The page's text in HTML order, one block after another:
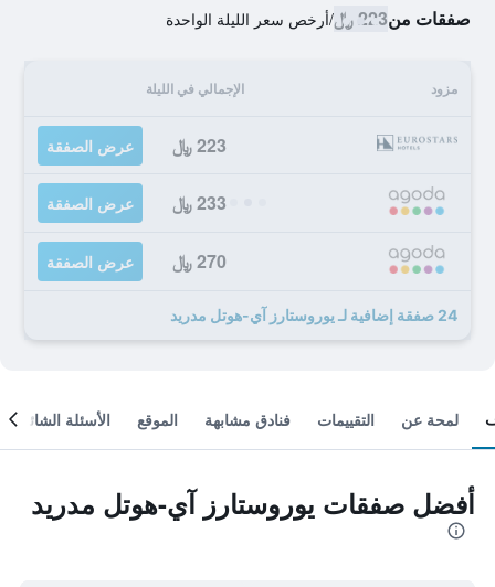
صفقات من223 ﷼ /أرخص سعر الليلة الواحدة
مزود الإجمالي في الليلة
223 ﷼ عرض الصفقة
233 ﷼ عرض الصفقة
270 ﷼ عرض الصفقة
24 صفقة إضافية لـ يوروستارز آي-هوتل مدريد
لمحة عن التقييمات فنادق مشابهة الموقع الأسئلة الشائعة
أفضل صفقات يوروستارز آي-هوتل مدريد